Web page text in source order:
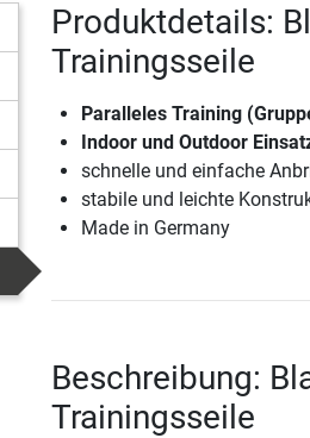
Produktdetails:
Trainingsseile
Paralleles Training
Indoor und Outdoor
schnelle und einfache
stabile und leichte
Made in Germany
Beschreibung:
Trainingsseile